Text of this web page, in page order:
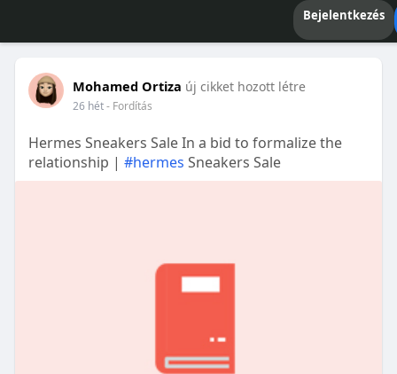
Bejelentkezés
Mohamed Ortiza új cikket hozott létre
26 hét- Fordítás
Hermes Sneakers Sale In a bid to formalize the
relationship | #hermes Sneakers Sale